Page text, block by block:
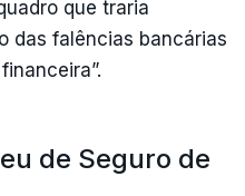
que traria
das falências bancárias
de Seguro de